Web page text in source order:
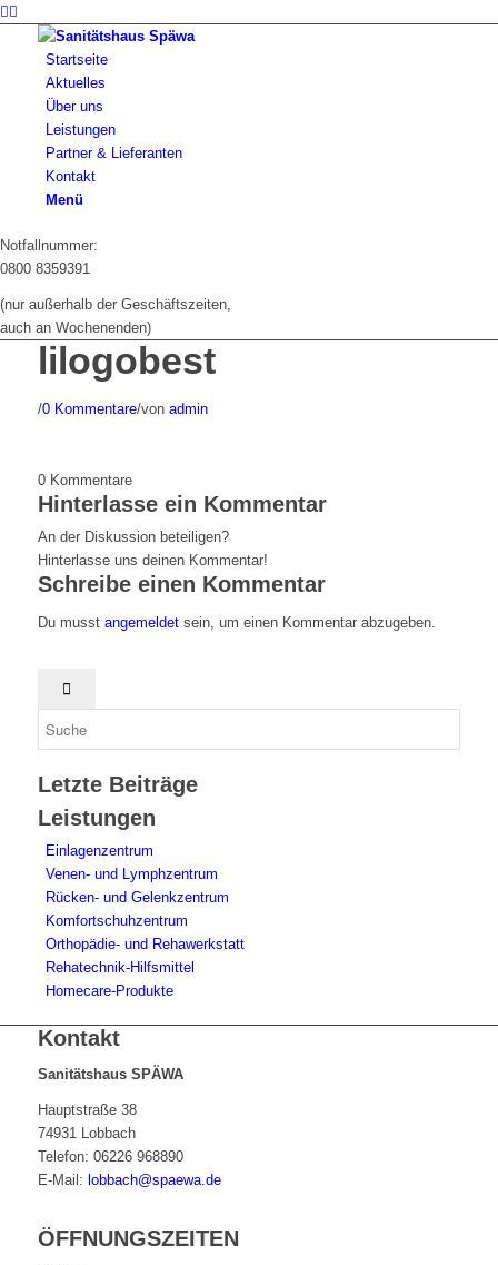
Startseite
Aktuelles
Über uns
Leistungen
Partner & Lieferanten
Kontakt
Menü
Notfallnummer:
0800 8359391
(nur außerhalb der Geschäftszeiten,
auch an Wochenenden)
lilogobest
/0 Kommentare/von admin
0 Kommentare
Hinterlasse ein Kommentar
An der Diskussion beteiligen?
Hinterlasse uns deinen Kommentar!
Schreibe einen Kommentar
Du musst angemeldetsein, um einen Kommentar abzugeben.
Letzte Beiträge
Leistungen
Einlagenzentrum
Venen- und Lymphzentrum
Rücken- und Gelenkzentrum
Komfortschuhzentrum
Orthopädie- und Rehawerkstatt
Rehatechnik-Hilfsmittel
Homecare-Produkte
Kontakt
Sanitätshaus SPÄWA
Hauptstraße 38
74931 Lobbach
Telefon: 06226 968890
E-Mail: lobbach@spaewa.de
ÖFFNUNGSZEITEN